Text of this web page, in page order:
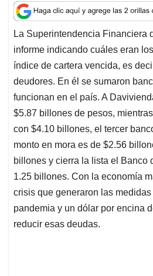
a
t
s
A
p
p
c
e
b
o
o
k
n
k
e
d
I
n
a
i
l
r
e
a
d
s
La Superintendencia Financiera
informe indicando cuáles eran
índice de cartera vencida, es
deudores. En él se sumaron
funcionan en el país. A
$5.87 billones de pesos,
con $4.10 billones, el tercer
monto en mora es de $2.56
billones y cierra la lista el Banco
1.25 billones. Con la economía
crisis que generaron las medidas
pandemia y un dólar por encina
reducir esas deudas.